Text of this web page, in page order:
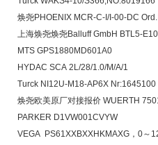
焕尧PHOENIX MCR-C-I/I-00-DC
上海焕尧焕尧Balluff GmbH BTL5-
MTS GPS1880MD601A0
HYDAC SCA 2L/28/1.0/M/A/1
Turck NI12U-M18-AP6X Nr:1645100
焕尧欧美原厂对接报价 WUERTH
PARKER D1VW001CVYW
VEGA PS61XXBXXHKMAXG，0～